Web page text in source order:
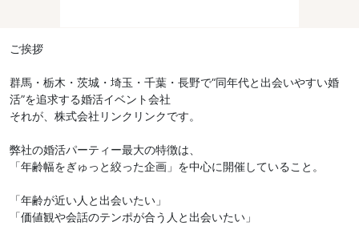
ご挨拶
群馬・栃木・茨城・埼玉・千葉・長野で“同年代と出会いやすい婚
活”を追求する婚活イベント会社
それが、株式会社リンクリンクです。
弊社の婚活パーティー最大の特徴は、
「年齢幅をぎゅっと絞った企画」を中心に開催していること。
「年齢が近い人と出会いたい」
「価値観や会話のテンポが合う人と出会いたい」